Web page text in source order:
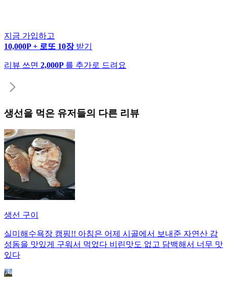
지금 가입하고
10,000P + 로또 10장 받기
리뷰 쓰면 2,000P 를 추가로 드려요
생선을 먹은 유저들의 다른 리뷰
생선 구이
실미해수욕장 캠핑!! 아침은 어제 시골에서 보내준 자연산 감
성돔을 맛있게 구워서 먹었다 비린맛도 없고 담백해서 너무 맛
있다